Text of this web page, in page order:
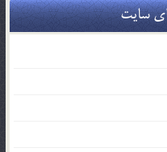
سایت